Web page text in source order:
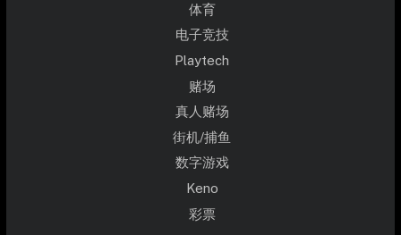
体育
电子竞技
Playtech
赌场
真人赌场
街机/捕鱼
数字游戏
Keno
彩票